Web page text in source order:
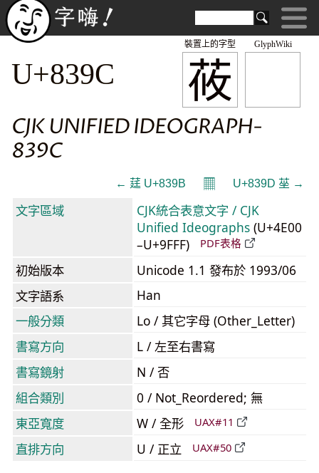
GlyphWiki
莜
裝置上的字型
U+839C
CJK UNIFIED IDEOGRAPH-
839C
← 莛 U+839B 𝄜 U+839D 莝 →
文字區域
CJK統合表意文字 / CJK
Unified Ideographs (U+4E00
–U+9FFF)
PDF表格
初始版本
Unicode 1.1 發布於 1993/06
文字語系
Han
一般分類
Lo / 其它字母 (Other_Letter)
書寫方向
L / 左至右書寫
書寫鏡射
N / 否
組合類別
0 / Not_Reordered; 無
東亞寬度
W / 全形 UAX#11
直排方向 U / 正立 UAX#50